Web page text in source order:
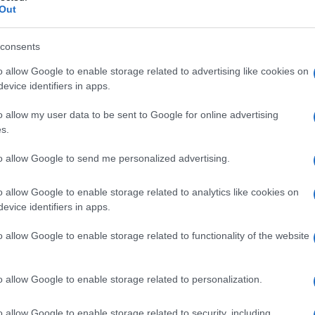
allow Google to enable storage related to advertising like cookies on
identifiers in apps.
allow my user data to be sent to Google for online advertising
allow Google to send me personalized advertising.
allow Google to enable storage related to analytics like cookies on
identifiers in apps.
allow Google to enable storage related to functionality of the website
allow Google to enable storage related to personalization.
VIGNETTA DEL
29/04/2026
trevigiano, nascono dalla passione dell'autore
i disegni utilizzando da sempre la
un liberale di centrodestra, il vignettista